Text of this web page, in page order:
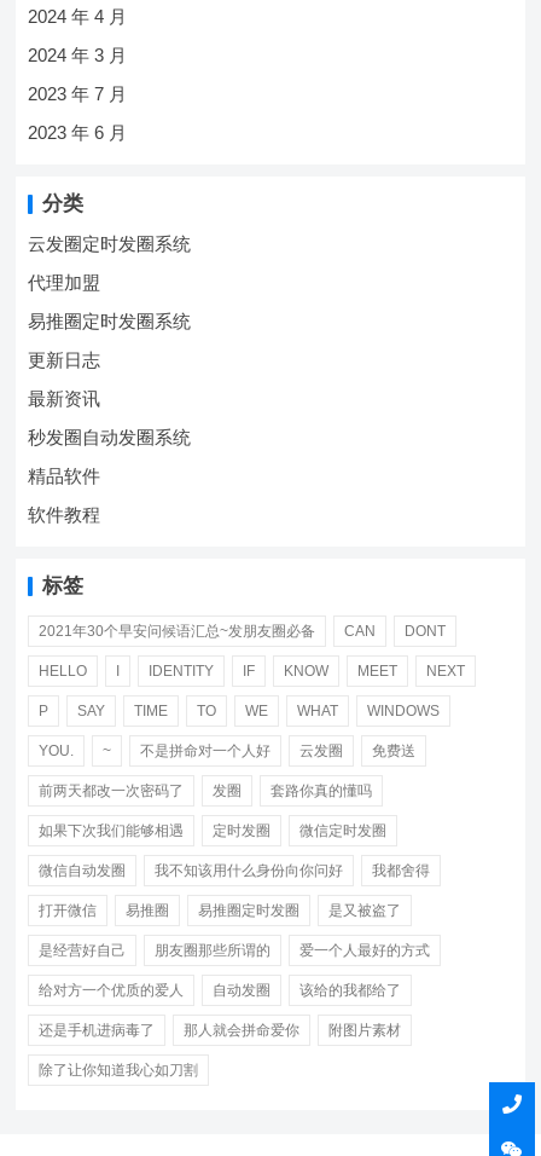
2024 年 4 月
2024 年 3 月
2023 年 7 月
2023 年 6 月
分类
云发圈定时发圈系统
代理加盟
易推圈定时发圈系统
更新日志
最新资讯
秒发圈自动发圈系统
精品软件
软件教程
标签
2021年30个早安问候语汇总~发朋友圈必备 CAN DONT
HELLO IDENTITY IF KNOW MEET NEXT
P SAY TIME TO WE WHAT WINDOWS
YOU. ~ 不是拼命对一个人好 云发圈 免费送
前两天都改一次密码了 发圈 套路你真的懂吗
如果下次我们能够相遇 定时发圈 微信定时发圈
微信自动发圈 我不知该用什么身份向你问好 我都舍得
打开微信 易推圈 易推圈定时发圈 是又被盗了
是经营好自己 朋友圈那些所谓的 爱一个人最好的方式
给对方一个优质的爱人 自动发圈 该给的我都给了
还是手机进病毒了 那人就会拼命爱你 附图片素材
除了让你知道我心如刀割